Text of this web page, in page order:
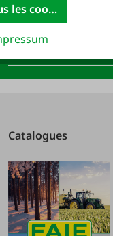
Adresse e-mail
Catalogues
les cookies